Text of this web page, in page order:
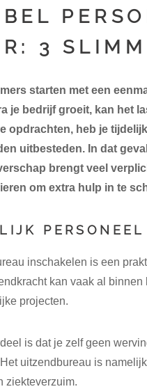
3
starten met een
je bedrijf groeit, kan het
opdrachten, heb je
uitbesteden. In dat
brengt veel
om extra hulp in te
inschakelen is een
kan vaak al
projecten.
is dat je zelf geen
uitzendbureau is
ziekteverzuim.